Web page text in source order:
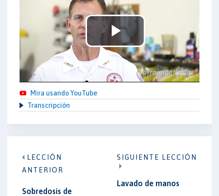
Play
Video
Mira usando YouTube
Transcripción
LECCIÓN
ANTERIOR
Sobredosis de
SIGUIENTE LECCIÓN
Lavado de manos